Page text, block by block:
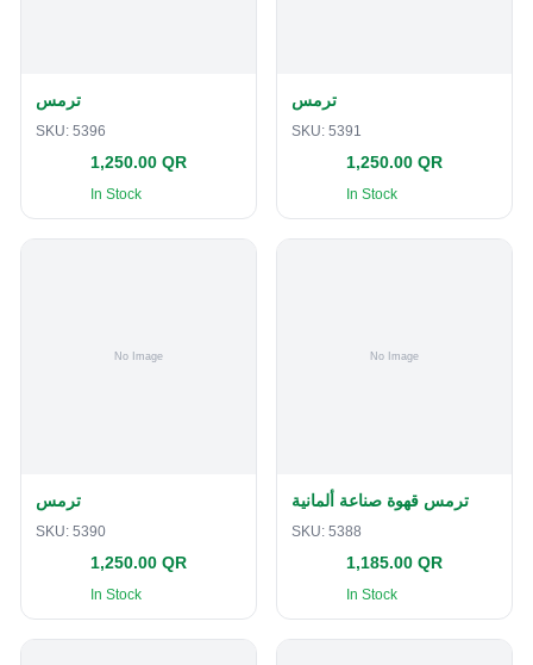
ترمس
SKU: 5396
1,250.00 QR
In Stock
ترمس
SKU: 5391
1,250.00 QR
In Stock
ترمس
SKU: 5390
1,250.00 QR
In Stock
ترمس قهوة صناعة ألمانية
SKU: 5388
1,185.00 QR
In Stock